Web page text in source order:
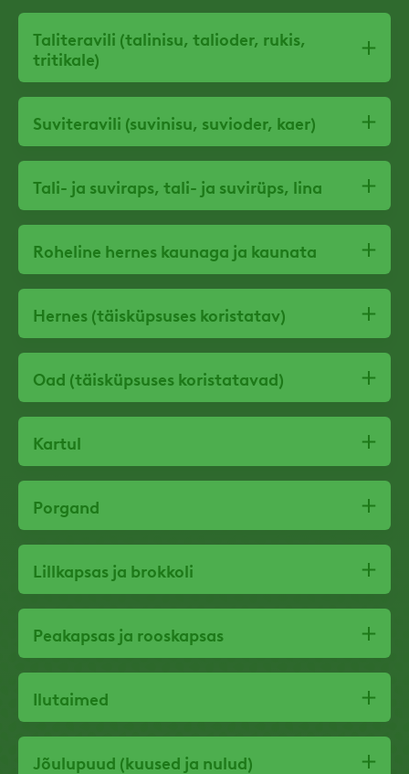
Taliteravili (talinisu, talioder, rukis,
tritikale)
Suviteravili (suvinisu, suvioder, kaer)
Tali- ja suviraps, tali- ja suvirüps, lina
Roheline hernes kaunaga ja kaunata
Hernes (täisküpsuses koristatav)
Oad (täisküpsuses koristatavad)
Kartul
Porgand
Lillkapsas ja brokkoli
Peakapsas ja rooskapsas
Ilutaimed
Jõulupuud (kuused ja nulud)